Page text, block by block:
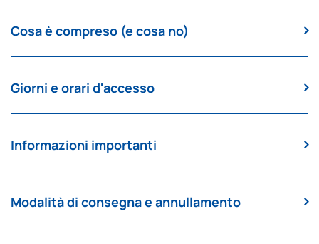
Cosa è compreso (e cosa no)
Giorni e orari d'accesso
Informazioni importanti
Modalità di consegna e annullamento